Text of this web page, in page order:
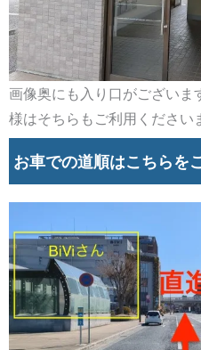
画像奥にも入り口がござい
様はそちらもご利用ください
お車での道順はこちらを